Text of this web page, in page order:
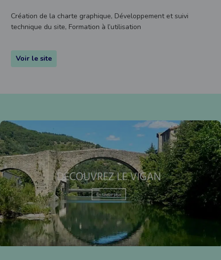
Création de la charte graphique, Développement et suivi
technique du site, Formation à l’utilisation
Voir le site